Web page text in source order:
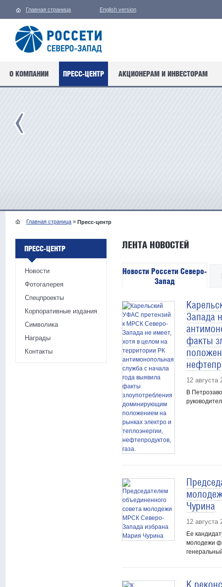
Главная страница English version
О КОМПАНИИ ПРЕСС-ЦЕНТР АКЦИОНЕРАМ И ИНВЕСТОРАМ
Главная страница » Пресс-центр
ПРЕСС-ЦЕНТР
Новости
Фотогалерея
Спецпроекты
Корпоративные издания
Символика
Награды
Контакты
ЛЕНТА НОВОСТЕЙ
Новости Россети Северо-
Запад
Запада
факты
12 августа
В
Чурина
12 августа
Ее
молодежи
К